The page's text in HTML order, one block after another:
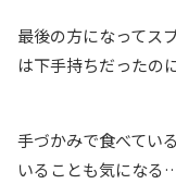
最後の方になってス
は下手持ちだったの
手づかみで食べてい
いることも気になる…